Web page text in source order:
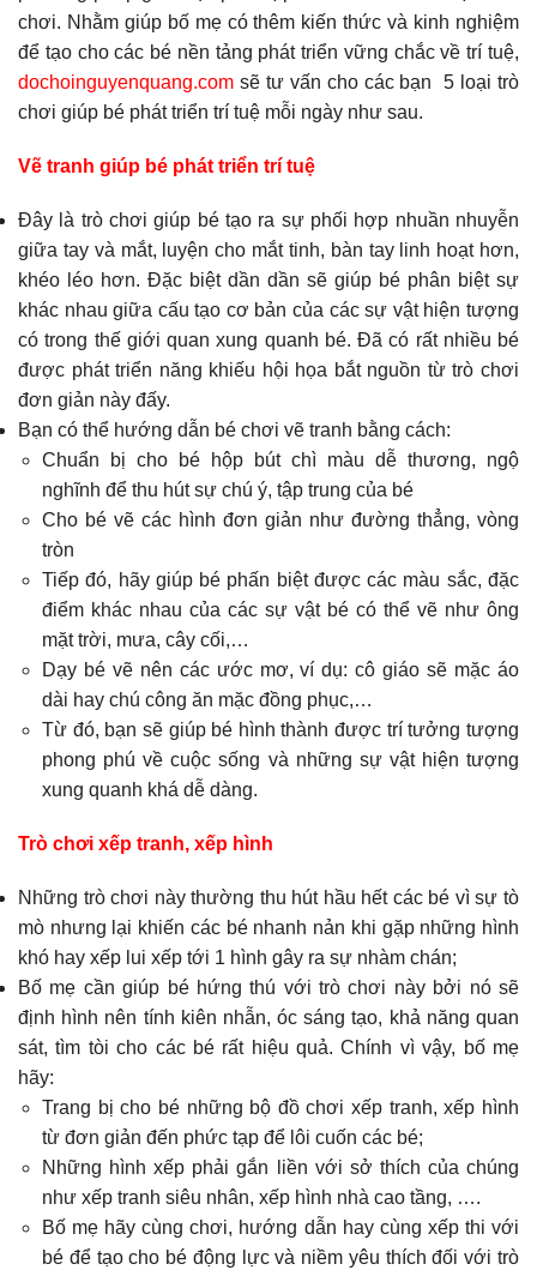
chơi. Nhằm giúp bố mẹ có thêm kiến thức và kinh nghiệm
để tạo cho các bé nền tảng phát triển vững chắc về trí tuệ,
dochoinguyenquang.com sẽ tư vấn cho các bạn 5 loại trò
chơi giúp bé phát triển trí tuệ mỗi ngày như sau.
Vẽ tranh giúp bé phát triển trí tuệ
Đây là trò chơi giúp bé tạo ra sự phối hợp nhuần nhuyễn
giữa tay và mắt, luyện cho mắt tinh, bàn tay linh hoạt hơn,
khéo léo hơn. Đặc biệt dần dần sẽ giúp bé phân biệt sự
khác nhau giữa cấu tạo cơ bản của các sự vật hiện tượng
có trong thế giới quan xung quanh bé. Đã có rất nhiều bé
được phát triển năng khiếu hội họa bắt nguồn từ trò chơi
đơn giản này đấy.
Bạn có thể hướng dẫn bé chơi vẽ tranh bằng cách:
Chuẩn bị cho bé hộp bút chì màu dễ thương, ngộ
nghĩnh để thu hút sự chú ý, tập trung của bé
Cho bé vẽ các hình đơn giản như đường thẳng, vòng
tròn
Tiếp đó, hãy giúp bé phấn biệt được các màu sắc, đặc
điểm khác nhau của các sự vật bé có thể vẽ như ông
mặt trời, mưa, cây cối,…
Dạy bé vẽ nên các ước mơ, ví dụ: cô giáo sẽ mặc áo
dài hay chú công ăn mặc đồng phục,…
Từ đó, bạn sẽ giúp bé hình thành được trí tưởng tượng
phong phú về cuộc sống và những sự vật hiện tượng
xung quanh khá dễ dàng.
Trò chơi xếp tranh, xếp hình
Những trò chơi này thường thu hút hầu hết các bé vì sự tò
mò nhưng lại khiến các bé nhanh nản khi gặp những hình
khó hay xếp lui xếp tới 1 hình gây ra sự nhàm chán;
Bố mẹ cần giúp bé hứng thú với trò chơi này bởi nó sẽ
định hình nên tính kiên nhẫn, óc sáng tạo, khả năng quan
sát, tìm tòi cho các bé rất hiệu quả. Chính vì vậy, bố mẹ
hãy:
Trang bị cho bé những bộ đồ chơi xếp tranh, xếp hình
từ đơn giản đến phức tạp để lôi cuốn các bé;
Những hình xếp phải gắn liền với sở thích của chúng
như xếp tranh siêu nhân, xếp hình nhà cao tầng, ….
Bố mẹ hãy cùng chơi, hướng dẫn hay cùng xếp thi với
bé để tạo cho bé động lực và niềm yêu thích đối với trò